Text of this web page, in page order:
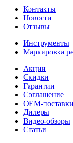
Контакты
Новости
Отзывы
Инструменты
Маркировка
Акции
Скидки
Гарантии
Соглашение
OEM-поставки
Дилеры
Видео-обзоры
Статьи